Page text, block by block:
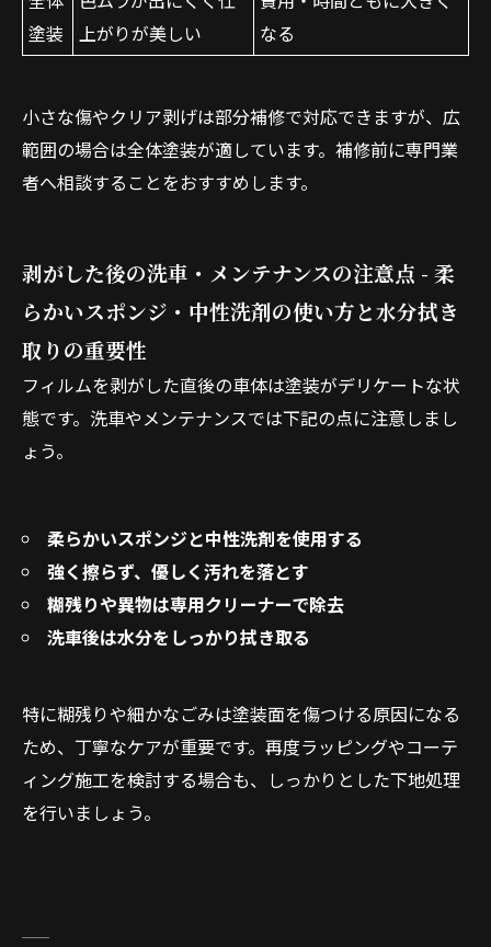
塗装
上がりが美しい
なる
小さな傷やクリア剥げは部分補修で対応できますが、広
範囲の場合は全体塗装が適しています。補修前に専門業
者へ相談することをおすすめします。
剥がした後の洗車・メンテナンスの注意点 - 柔
らかいスポンジ・中性洗剤の使い方と水分拭き
取りの重要性
フィルムを剥がした直後の車体は塗装がデリケートな状
態です。洗車やメンテナンスでは下記の点に注意しまし
ょう。
柔らかいスポンジと中性洗剤を使用する
強く擦らず、優しく汚れを落とす
糊残りや異物は専用クリーナーで除去
洗車後は水分をしっかり拭き取る
特に糊残りや細かなごみは塗装面を傷つける原因になる
ため、丁寧なケアが重要です。再度ラッピングやコーテ
ィング施工を検討する場合も、しっかりとした下地処理
を行いましょう。